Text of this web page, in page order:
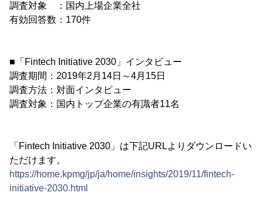
調査対象 ：国内上場企業全社
有効回答数：170件
■「Fintech Initiative 2030」インタビュー
調査期間：2019年2月14日～4月15日
調査方法：対面インタビュー
調査対象：国内トップ企業の有識者11名
「Fintech Initiative 2030」は下記URLよりダウンロードい
ただけます。
https://home.kpmg/jp/ja/home/insights/2019/11/fintech-
initiative-2030.html